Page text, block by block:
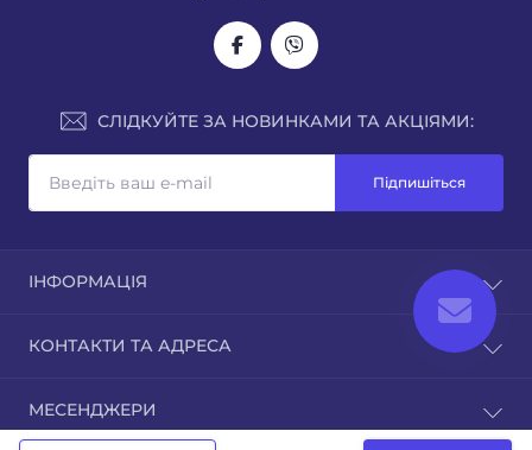
СЛІДКУЙТЕ ЗА НОВИНКАМИ ТА АКЦІЯМИ:
Підпишіться
ІНФОРМАЦІЯ
Доставка
Гарантія
Публічна оферта
КОНТАКТИ ТА АДРЕСА
sales@juka.biz
МЕСЕНДЖЕРИ